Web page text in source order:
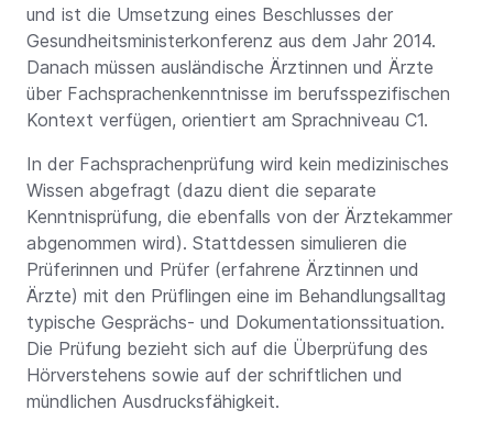
und ist die Umsetzung eines Beschlusses der
Gesundheitsministerkonferenz aus dem Jahr 2014.
Danach müssen ausländische Ärztinnen und Ärzte
über Fachsprachenkenntnisse im berufsspezifischen
Kontext verfügen, orientiert am Sprachniveau C1.
In der Fachsprachenprüfung wird kein medizinisches
Wissen abgefragt (dazu dient die separate
Kenntnisprüfung, die ebenfalls von der Ärztekammer
abgenommen wird). Stattdessen simulieren die
Prüferinnen und Prüfer (erfahrene Ärztinnen und
Ärzte) mit den Prüflingen eine im Behandlungsalltag
typische Gesprächs- und Dokumentationssituation.
Die Prüfung bezieht sich auf die Überprüfung des
Hörverstehens sowie auf der schriftlichen und
mündlichen Ausdrucksfähigkeit.